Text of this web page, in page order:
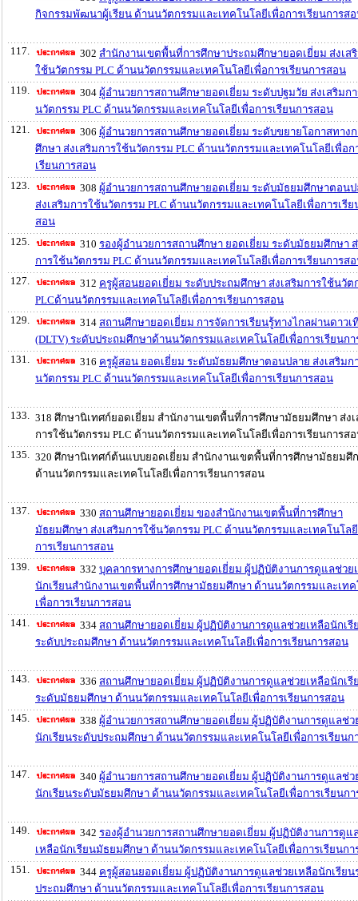
กิจกรรมพัฒนาผู้เรียน ด้านนวัตกรรมและเทคโนโลยีเพื่อการเรียนการส
117. 302 สำนักงานเขตพื้นที่การศึกษาประถมศึกษายอดเยี่ยม ส่งเส
ใช้นวัตกรรม PLC ด้านนวัตกรรมและเทคโนโลยีเพื่อการเรียนการสอน
119.
304 ผู้อำนวยการสถานศึกษายอดเยี่ยม ระดับปฐมวัย ส่งเสริมก
นวัตกรรม PLC ด้านนวัตกรรมและเทคโนโลยีเพื่อการเรียนการสอน
121.
306 ผู้อำนวยการสถานศึกษายอดเยี่ยม ระดับขยายโอกาสทางก
ศึกษา ส่งเสริมการใช้นวัตกรรม PLC ด้านนวัตกรรมและเทคโนโลยีเพื่อก
เรียนการสอน
123.
308 ผู้อำนวยการสถานศึกษายอดเยี่ยม ระดับมัธยมศึกษาตอนป
ส่งเสริมการใช้นวัตกรรม PLC ด้านนวัตกรรมและเทคโนโลยีเพื่อการเรีย
สอน
125.
310 รองผู้อำนวยการสถานศึกษา ยอดเยี่ยม ระดับมัธยมศึกษา
การใช้นวัตกรรม PLC ด้านนวัตกรรมและเทคโนโลยีเพื่อการเรียนการส
127.
312 ครูผู้สอนยอดเยี่ยม ระดับประถมศึกษา ส่งเสริมการใช้นวัต
PLCด้านนวัตกรรมและเทคโนโลยีเพื่อการเรียนการสอน
129.
314 สถานศึกษายอดเยี่ยม การจัดการเรียนรู้ทางไกลผ่านดาวเ
(DLTV) ระดับประถมศึกษาด้านนวัตกรรมและเทคโนโลยีเพื่อการเรียนก
131.
316 ครูผู้สอน ยอดเยี่ยม ระดับมัธยมศึกษาตอนปลาย ส่งเสริมก
นวัตกรรม PLC ด้านนวัตกรรมและเทคโนโลยีเพื่อการเรียนการสอน
133.
318 ศึกษานิเทศก์ยอดเยี่ยม สำนักงานเขตพื้นที่การศึกษามัธยมศึกษา ส่ง
การใช้นวัตกรรม PLC ด้านนวัตกรรมและเทคโนโลยีเพื่อการเรียนการส
135.
320 ศึกษานิเทศก์ต้นแบบยอดเยี่ยม สำนักงานเขตพื้นที่การศึกษามัธยมศึ
ด้านนวัตกรรมและเทคโนโลยีเพื่อการเรียนการสอน
137. 330 สถานศึกษายอดเยี่ยม ของสำนักงานเขตพื้นที่การศึกษา
มัธยมศึกษา ส่งเสริมการใช้นวัตกรรม PLC ด้านนวัตกรรมและเทคโนโล
การเรียนการสอน
139.
332 บุคลากรทางการศึกษายอดเยี่ยม ผู้ปฏิบัติงานการดูแลช่วย
นักเรียนสำนักงานเขตพื้นที่การศึกษามัธยมศึกษา ด้านนวัตกรรมและเท
เพื่อการเรียนการสอน
141.
334 สถานศึกษายอดเยี่ยม ผู้ปฏิบัติงานการดูแลช่วยเหลือนักเรี
ระดับประถมศึกษา ด้านนวัตกรรมและเทคโนโลยีเพื่อการเรียนการสอน
143. 336 สถานศึกษายอดเยี่ยม ผู้ปฏิบัติงานการดูแลช่วยเหลือนักเรี
ระดับมัธยมศึกษา ด้านนวัตกรรมและเทคโนโลยีเพื่อการเรียนการสอน
145.
338 ผู้อำนวยการสถานศึกษายอดเยี่ยม ผู้ปฏิบัติงานการดูแลช่ว
นักเรียนระดับประถมศึกษา ด้านนวัตกรรมและเทคโนโลยีเพื่อการเรียนก
147. 340 ผู้อำนวยการสถานศึกษายอดเยี่ยม ผู้ปฏิบัติงานการดูแลช่ว
นักเรียนระดับมัธยมศึกษา ด้านนวัตกรรมและเทคโนโลยีเพื่อการเรียนก
149. 342 รองผู้อำนวยการสถานศึกษายอดเยี่ยม ผู้ปฏิบัติงานการดูแ
เหลือนักเรียนมัธยมศึกษา ด้านนวัตกรรมและเทคโนโลยีเพื่อการเรียนกา
151.
344 ครูผู้สอนยอดเยี่ยม ผู้ปฏิบัติงานการดูแลช่วยเหลือนักเรียน
ประถมศึกษา ด้านนวัตกรรมและเทคโนโลยีเพื่อการเรียนการสอน